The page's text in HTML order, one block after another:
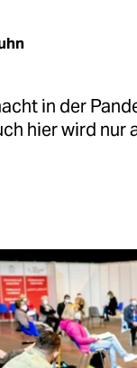
in der
hier wird nur